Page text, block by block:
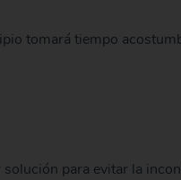
tomará tiempo
para evitar la